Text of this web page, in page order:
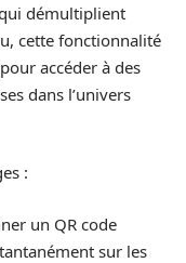
démultiplient
cette fonctionnalité
accéder à des
dans l’univers
:
un QR code
sur les